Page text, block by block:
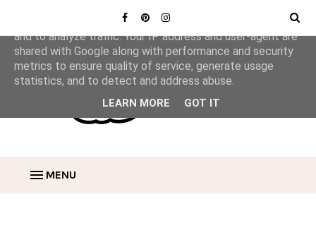
MENU
This site uses cookies from Google to deliver its services
and to analyze traffic. Your IP address and user-agent are
shared with Google along with performance and security
metrics to ensure quality of service, generate usage
statistics, and to detect and address abuse.
LEARN MORE GOT IT